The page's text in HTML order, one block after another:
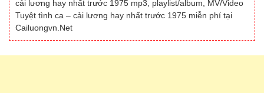
cải lương hay nhất trước 1975 mp3, playlist/album, MV/Video
Tuyệt tình ca – cải lương hay nhất trước 1975 miễn phí tại
Cailuongvn.Net